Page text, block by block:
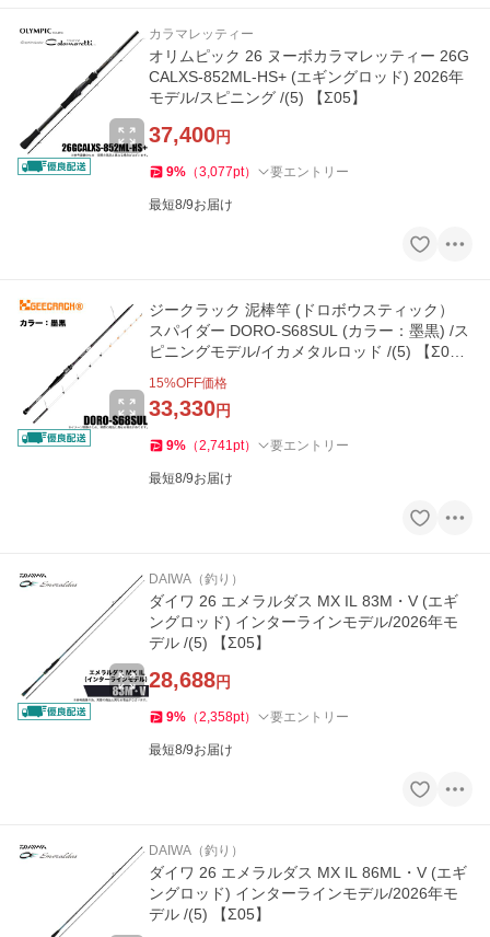
カラマレッティー
オリムピック 26 ヌーボカラマレッティー 26G
CALXS-852ML-HS+ (エギングロッド) 2026年
モデル/スピニング /(5) 【Σ05】
37,400円
9% （3,077pt） 要エントリー
最短8/9お届け
ジークラック 泥棒竿 (ドロボウスティック）
スパイダー DORO‐S68SUL (カラー：墨黒) /ス
ピニングモデル/イカメタルロッド /(5) 【Σ0
15%OFF価格
33,330円
9% （2,741pt） 要エントリー
最短8/9お届け
DAIWA（釣り）
ダイワ 26 エメラルダス MX IL 83M・V (エギ
ングロッド) インターラインモデル/2026年モ
デル /(5) 【Σ05】
28,688円
9% （2,358pt） 要エントリー
最短8/9お届け
DAIWA（釣り）
ダイワ 26 エメラルダス MX IL 86ML・V (エギ
ングロッド) インターラインモデル/2026年モ
デル /(5) 【Σ05】